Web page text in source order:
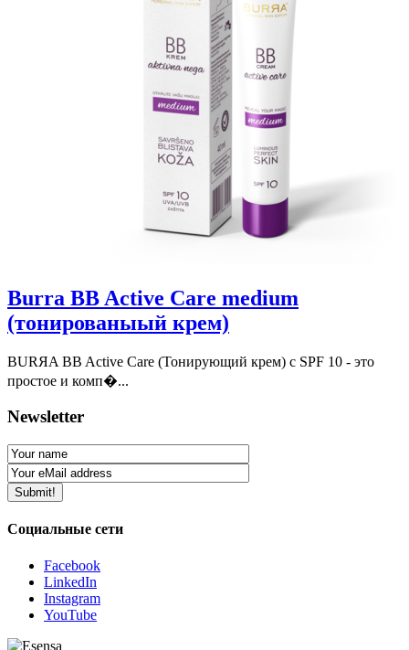
Burra BB Active Care medium
(тонированыый крем)
BURЯA BB Active Care (Тонирующий крем) с SPF 10 - это
простое и комп�...
Newsletter
Социальные сети
Facebook
LinkedIn
Instagram
YouTube